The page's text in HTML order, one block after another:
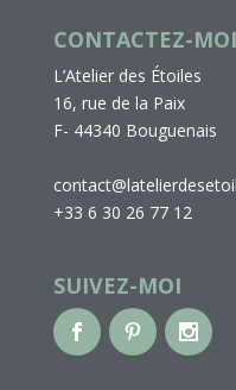
CONTACTEZ-MOI
L’Atelier des Étoiles
16, rue de la Paix
F- 44340 Bouguenais
+33 6 30 26 77 12
SUIVEZ-MOI